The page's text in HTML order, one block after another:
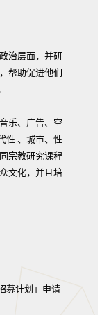
治层面，并研
帮助促进他们
乐、广告、空
性 、城市、性
宗教研究课程
文化，并且培
募计划」 申请